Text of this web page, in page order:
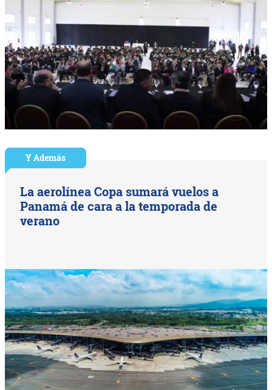
Y Además
La aerolínea Copa sumará vuelos a
Panamá de cara a la temporada de
verano